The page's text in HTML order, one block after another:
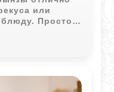
или
Простое
вкус и